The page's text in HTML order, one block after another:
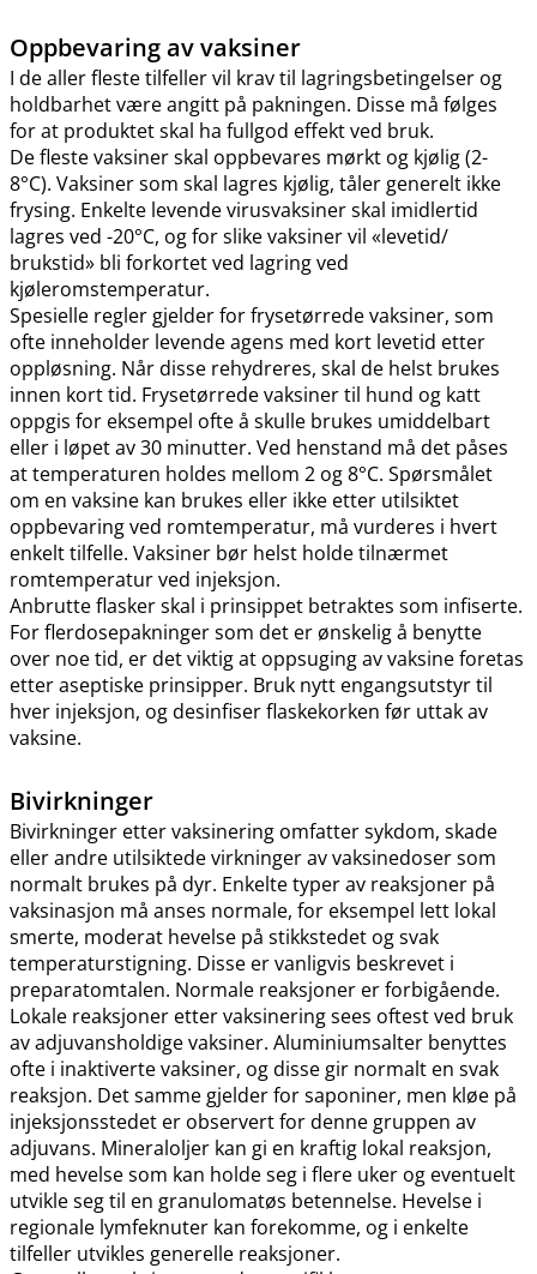
Oppbevaring av vaksiner
I de aller fleste tilfeller vil krav til lagringsbetingelser og
holdbarhet være angitt på pakningen. Disse må følges
for at produktet skal ha fullgod effekt ved bruk.
De fleste vaksiner skal oppbevares mørkt og kjølig (2-
8°C). Vaksiner som skal lagres kjølig, tåler generelt ikke
frysing. Enkelte levende virusvaksiner skal imidlertid
lagres ved -20°C, og for slike vaksiner vil «levetid​/​
brukstid» bli forkortet ved lagring ved
kjøleromstemperatur.
Spesielle regler gjelder for frysetørrede vaksiner, som
ofte inneholder levende agens med kort levetid etter
oppløsning. Når disse rehydreres, skal de helst brukes
innen kort tid. Frysetørrede vaksiner til hund og katt
oppgis for eksempel ofte å skulle brukes umiddelbart
eller i løpet av 30 minutter. Ved henstand må det påses
at temperaturen holdes mellom 2 og 8°C. Spørsmålet
om en vaksine kan brukes eller ikke etter utilsiktet
oppbevaring ved romtemperatur, må vurderes i hvert
enkelt tilfelle. Vaksiner bør helst holde tilnærmet
romtemperatur ved injeksjon.
Anbrutte flasker skal i prinsippet betraktes som infiserte.
For flerdosepakninger som det er ønskelig å benytte
over noe tid, er det viktig at oppsuging av vaksine foretas
etter aseptiske prinsipper. Bruk nytt engangsutstyr til
hver injeksjon, og desinfiser flaskekorken før uttak av
vaksine.
Bivirkninger
Bivirkninger etter vaksinering omfatter sykdom, skade
eller andre utilsiktede virkninger av vaksinedoser som
normalt brukes på dyr. Enkelte typer av reaksjoner på
vaksinasjon må anses normale, for eksempel lett lokal
smerte, moderat hevelse på stikkstedet og svak
temperaturstigning. Disse er vanligvis beskrevet i
preparatomtalen. Normale reaksjoner er forbigående.
Lokale reaksjoner etter vaksinering sees oftest ved bruk
av adjuvansholdige vaksiner. Aluminiumsalter benyttes
ofte i inaktiverte vaksiner, og disse gir normalt en svak
reaksjon. Det samme gjelder for saponiner, men kløe på
injeksjonsstedet er observert for denne gruppen av
adjuvans. Mineraloljer kan gi en kraftig lokal reaksjon,
med hevelse som kan holde seg i flere uker og eventuelt
utvikle seg til en granulomatøs betennelse. Hevelse i
regionale lymfeknuter kan forekomme, og i enkelte
tilfeller utvikles generelle reaksjoner.